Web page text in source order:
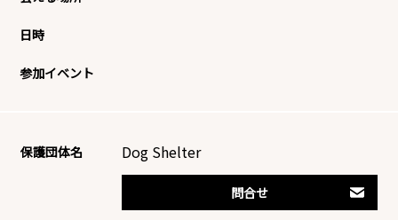
日時
参加イベント
保護団体名 Dog Shelter
問合せ